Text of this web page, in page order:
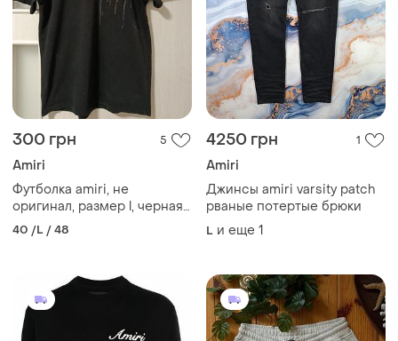
300 грн 5
Amiri
Футболка amiri, не
оригинал, размер l, черная,
100% хлопок, производство
сша
40 /L / 48
4250 грн 1
Amiri
Джинсы amiri varsity patch
рваные потертые брюки
L и еще 1